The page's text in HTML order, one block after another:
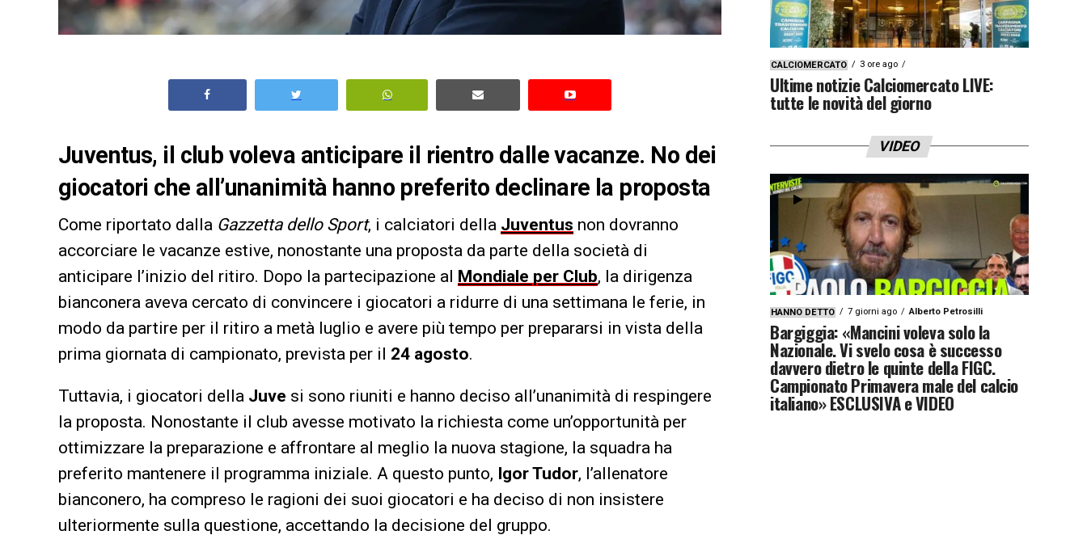
Juventus, il club voleva anticipare il rientro dalle vacanze. No dei
giocatori che all’unanimità hanno preferito declinare la proposta
Come riportato dalla Gazzetta dello Sport, i calciatori della Juventus non dovranno
accorciare le vacanze estive, nonostante una proposta da parte della società di
anticipare l’inizio del ritiro. Dopo la partecipazione al Mondiale per Club, la dirigenza
bianconera aveva cercato di convincere i giocatori a ridurre di una settimana le ferie, in
modo da partire per il ritiro a metà luglio e avere più tempo per prepararsi in vista della
prima giornata di campionato, prevista per il 24 agosto.
Tuttavia, i giocatori della Juve si sono riuniti e hanno deciso all’unanimità di respingere
la proposta. Nonostante il club avesse motivato la richiesta come un’opportunità per
ottimizzare la preparazione e affrontare al meglio la nuova stagione, la squadra ha
preferito mantenere il programma iniziale. A questo punto, Igor Tudor, l’allenatore
bianconero, ha compreso le ragioni dei suoi giocatori e ha deciso di non insistere
ulteriormente sulla questione, accettando la decisione del gruppo.
CALCIOMERCATO 3 ore ago
Ultime notizie Calciomercato LIVE:
tutte le novità del giorno
VIDEO
HANNO DETTO 7 giorni ago Alberto Petrosilli
Bargiggia: «Mancini voleva solo la
Nazionale. Vi svelo cosa è successo
davvero dietro le quinte della FIGC.
Campionato Primavera male del calcio
italiano» ESCLUSIVA e VIDEO